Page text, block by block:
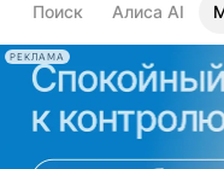
Поиск Алиса AI
РЕКЛАМА